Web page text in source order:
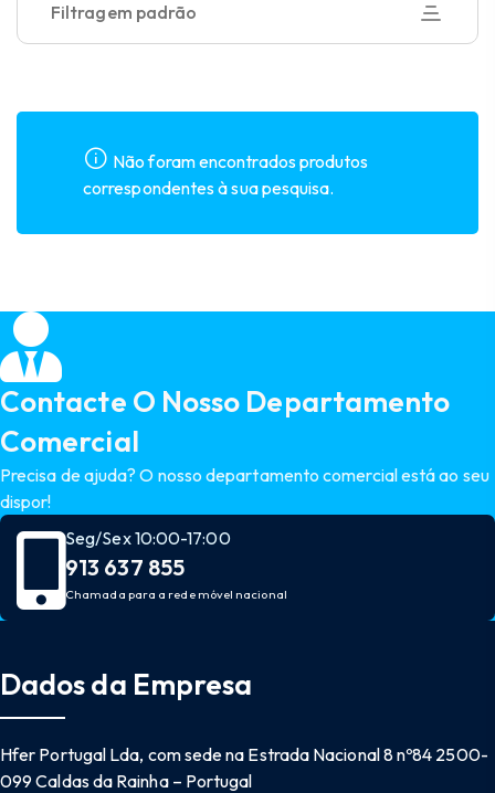
Filtragem padrão
Não foram encontrados produtos
correspondentes à sua pesquisa.
Contacte O Nosso Departamento
Comercial
Precisa de ajuda? O nosso departamento comercial está ao seu
dispor!
Seg/Sex 10:00-17:00
913 637 855
Chamada para a rede móvel nacional
Dados da Empresa
Hfer Portugal Lda, com sede na Estrada Nacional 8 nº84 2500-
099 Caldas da Rainha – Portugal